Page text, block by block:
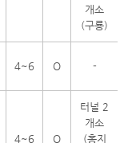
개소
(구룡)
4~6 O -
4~6 O
터널 2
개소
(홍지